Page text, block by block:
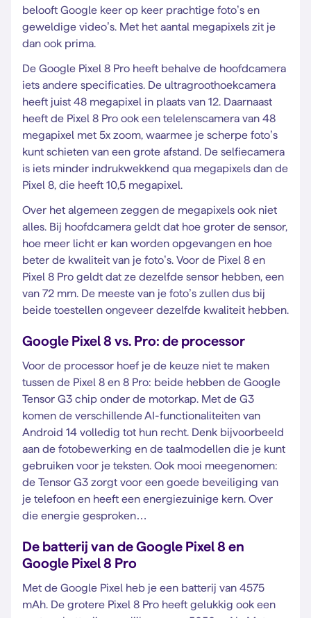
belooft Google keer op keer prachtige foto’s en
geweldige video’s. Met het aantal megapixels zit je
dan ook prima.
De Google Pixel 8 Pro heeft behalve de hoofdcamera
iets andere specificaties. De ultragroothoekcamera
heeft juist 48 megapixel in plaats van 12. Daarnaast
heeft de Pixel 8 Pro ook een telelenscamera van 48
megapixel met 5x zoom, waarmee je scherpe foto’s
kunt schieten van een grote afstand. De selfiecamera
is iets minder indrukwekkend qua megapixels dan de
Pixel 8, die heeft 10,5 megapixel.
Over het algemeen zeggen de megapixels ook niet
alles. Bij hoofdcamera geldt dat hoe groter de sensor,
hoe meer licht er kan worden opgevangen en hoe
beter de kwaliteit van je foto’s. Voor de Pixel 8 en
Pixel 8 Pro geldt dat ze dezelfde sensor hebben, een
van 72 mm. De meeste van je foto’s zullen dus bij
beide toestellen ongeveer dezelfde kwaliteit hebben.
Google Pixel 8 vs. Pro: de processor
Voor de processor hoef je de keuze niet te maken
tussen de Pixel 8 en 8 Pro: beide hebben de Google
Tensor G3 chip onder de motorkap. Met de G3
komen de verschillende AI-functionaliteiten van
Android 14 volledig tot hun recht. Denk bijvoorbeeld
aan de fotobewerking en de taalmodellen die je kunt
gebruiken voor je teksten. Ook mooi meegenomen:
de Tensor G3 zorgt voor een goede beveiliging van
je telefoon en heeft een energiezuinige kern. Over
die energie gesproken…
De batterij van de Google Pixel 8 en
Google Pixel 8 Pro
Met de Google Pixel heb je een batterij van 4575
mAh. De grotere Pixel 8 Pro heeft gelukkig ook een